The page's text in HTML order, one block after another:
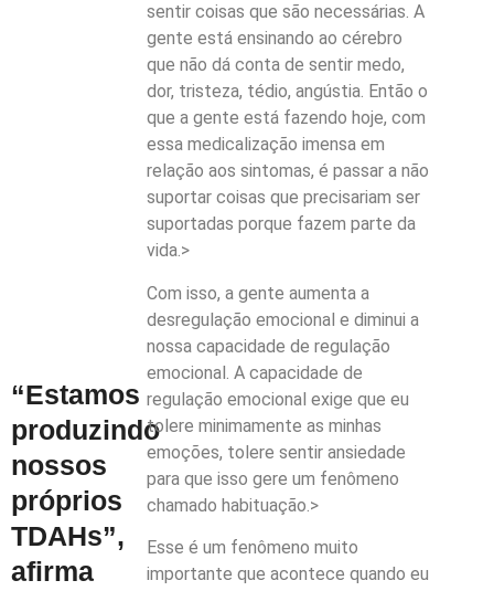
“Estamos
produzindo
nossos
próprios
TDAHs”,
afirma
sentir coisas que são necessárias. A
gente está ensinando ao cérebro
que não dá conta de sentir medo,
dor, tristeza, tédio, angústia. Então o
que a gente está fazendo hoje, com
essa medicalização imensa em
relação aos sintomas, é passar a não
suportar coisas que precisariam ser
suportadas porque fazem parte da
vida.>
Com isso, a gente aumenta a
desregulação emocional e diminui a
nossa capacidade de regulação
emocional. A capacidade de
regulação emocional exige que eu
tolere minimamente as minhas
emoções, tolere sentir ansiedade
para que isso gere um fenômeno
chamado habituação.>
Esse é um fenômeno muito
importante que acontece quando eu